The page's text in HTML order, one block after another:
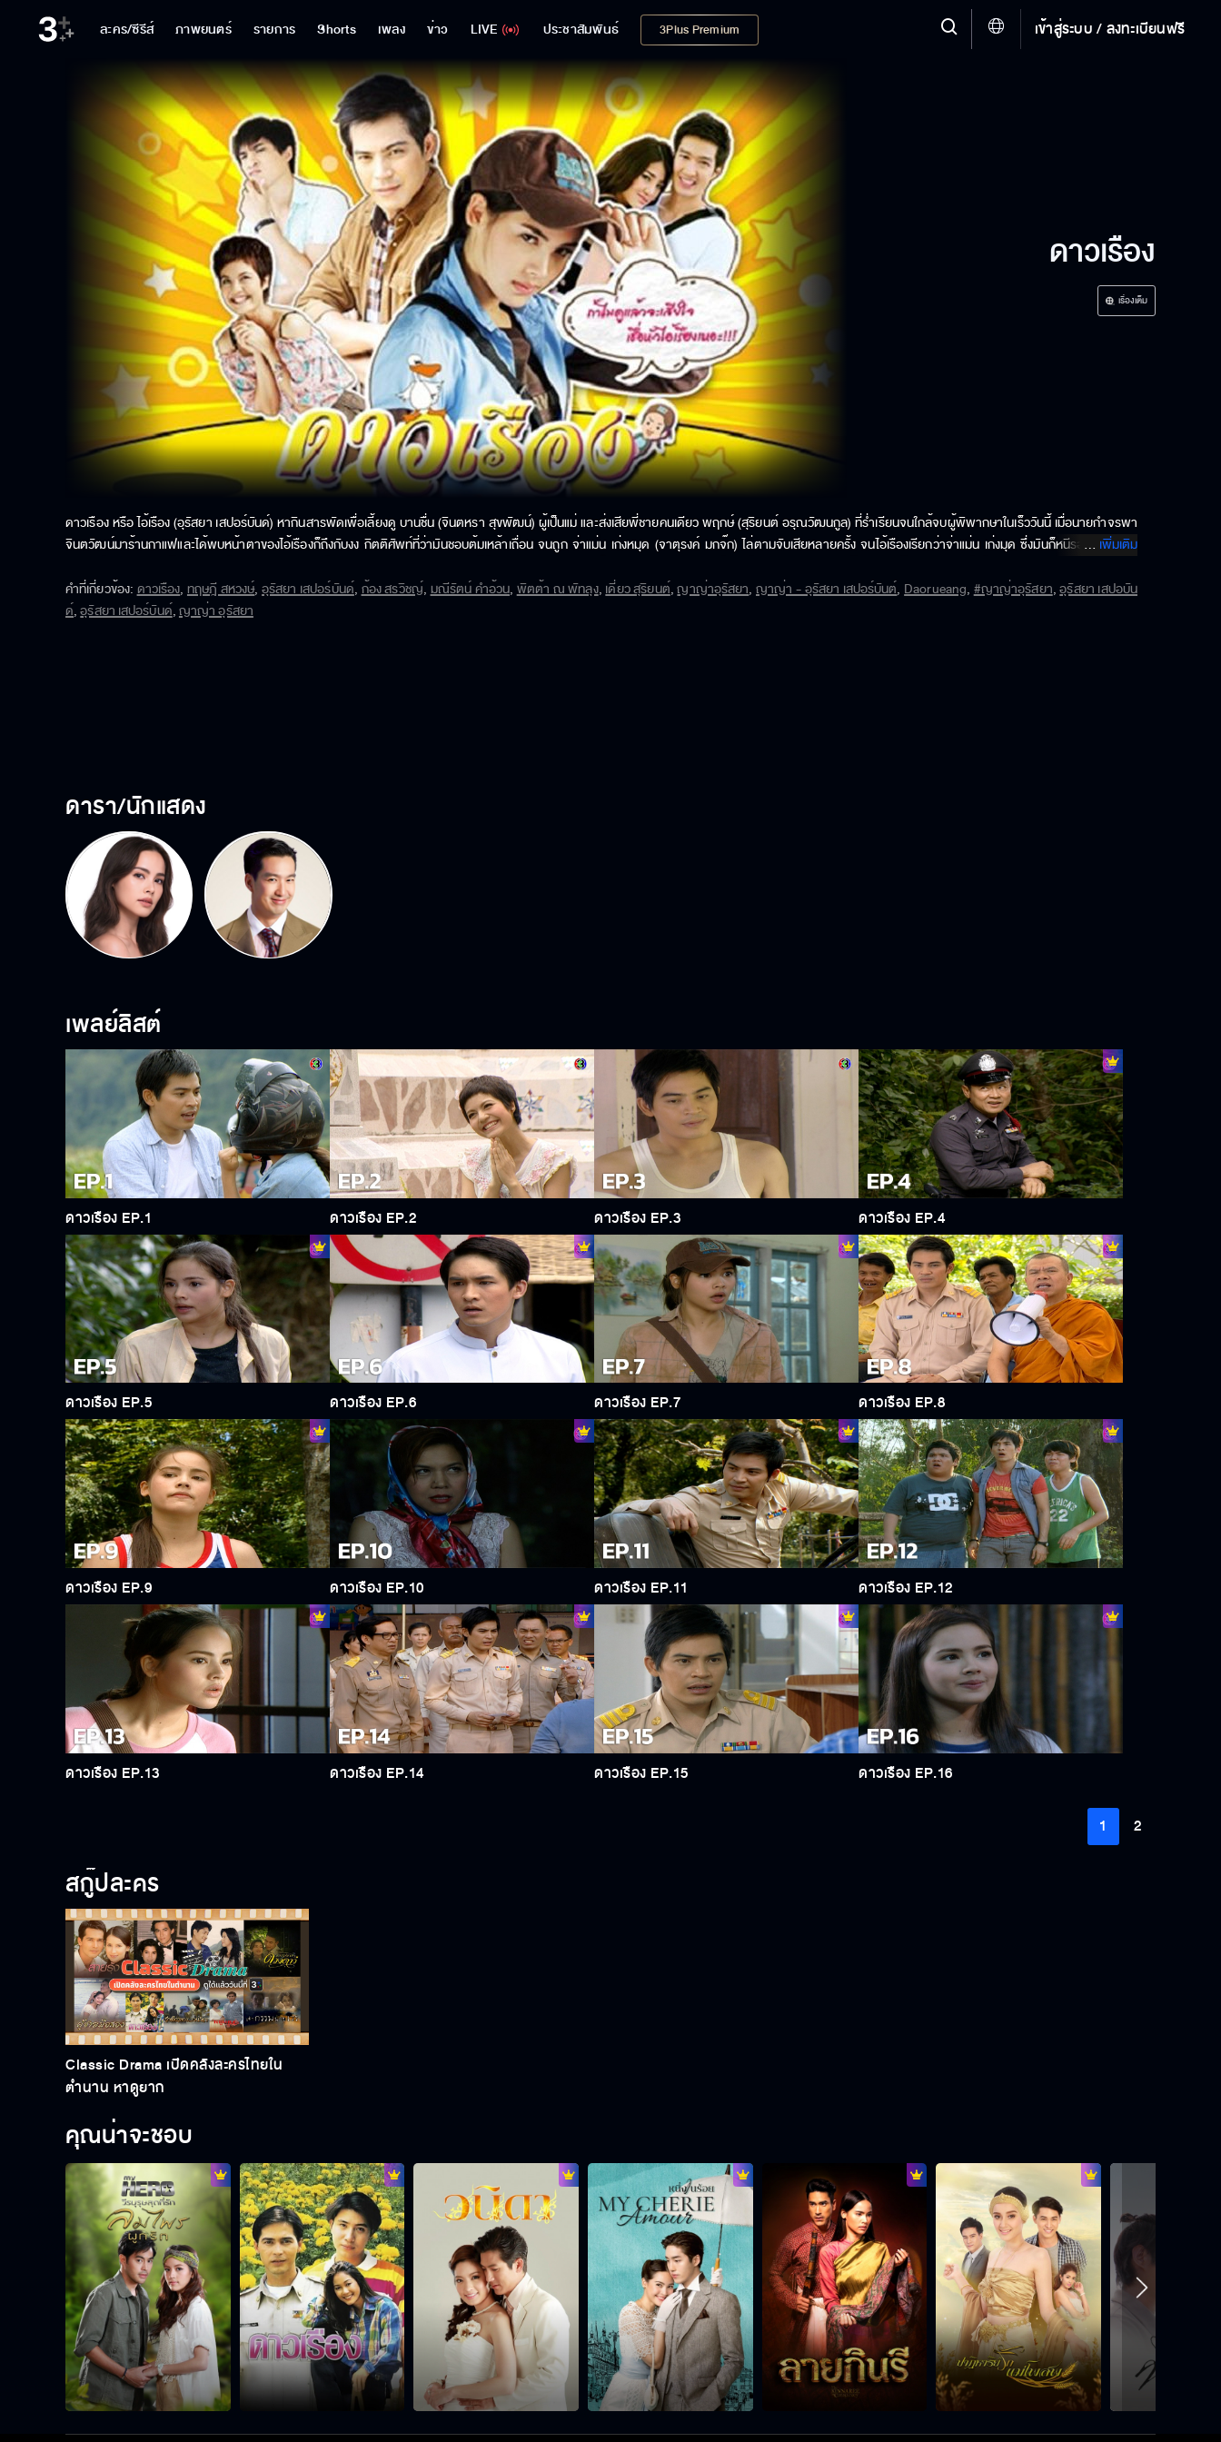
ละคร/ซีรีส์ ภาพยนตร์ รายการ Shorts เพลง ข่าว LIVE ประชาสัมพันธ์ 3Plus Premium เข้าสู่ระบบ / ลงทะเบียนฟรี
ดาวเรือง
เรื่องเต็ม
ดาวเรือง หรือ ไอ้เรือง (อุรัสยา เสปอร์บันด์) หากินสารพัดเพื่อเลี้ยงดู บานชื่น (จินตหรา สุขพัฒน์) ผู้เป็นแม่ และส่งเสียพี่ชายคนเดียว พฤกษ์ (สุริยนต์ อรุณวัฒนกูล) ที่ร่ำเรียนจนใกล้จบผู้พิพากษาในเร็ววันนี้ เมื่อนายกำจรพา
จินตวัฒน์มาร้านกาแฟและได้พบหน้าตาของไอ้เรืองก็ถึงกับงง กิตติศัพท์ที่ว่ามันชอบต้มเหล้าเถื่อน จนถูก จ่าแม่น เก่งหมุด (จาตุรงค์ มกจ๊ก) ไล่ตามจับเสียหลายครั้ง จนไอ้เรืองเรียกว่าจ่าแม่น เก่งมุด ซึ่งมันก็หนีรอดไปได้ทุกที
ว่าจริงเท็จแค่ไหน จนทำให้ไอ้เรืองนึกขันในใจว่าผู้ชายคนนี้น่ะหรือที่จะมาเป็นปลัดคนใหม่ ไอ้เรืองเลยตกลงปลงใจเรียกปลัดหน้าใหม่จอมแหยคนนี้ว่า ปลัดหน้าขี้ไก่ เรื่องราวความสนุกสุดปวนของทั้งคู่จะเป็นอย่างไร ติดตามชม
"ดาวเรือง"
... เพิ่มเติม
คำที่เกี่ยวข้อง:ดาวเรือง, ทฤษฎี สหวงษ์,อุรัสยา เสปอร์บันด์,ก้อง สรวิชญ์,มณีรัตน์ คำอ้วน,พิตต้า ณ พัทลุง,เดี่ยว สุริยนต์,ญาญ่าอุรัสยา,ญาญ่า - อุรัสยา เสปอร์บันต์,Daorueang,#ญาญ่าอุรัสยา,อุรัสยา เสปอบัน
ด์,อุรัสยา เสปอร์บันด์,ญาญ่า อุรัสยา
ดารา/นักแสดง
เพลย์ลิสต์
ดาวเรือง EP.1 ดาวเรือง EP.2 ดาวเรือง EP.3 ดาวเรือง EP.4
ดาวเรือง EP.5 ดาวเรือง EP.6 ดาวเรือง EP.7 ดาวเรือง EP.8
ดาวเรือง EP.9 ดาวเรือง EP.10 ดาวเรือง EP.11 ดาวเรือง EP.12
ดาวเรือง EP.13 ดาวเรือง EP.14 ดาวเรือง EP.15 ดาวเรือง EP.16
1 2
สกู๊ปละคร
Classic Drama เปิดคลังละครไทยใน
ตำนาน หาดูยาก
คุณน่าจะชอบ